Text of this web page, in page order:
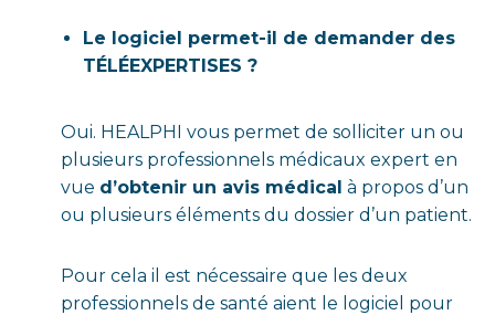
Le logiciel permet-il de demander des
TÉLÉEXPERTISES ?
Oui. HEALPHI vous permet de solliciter un ou
plusieurs professionnels médicaux expert en
vue d’obtenir un avis médical à propos d’un
ou plusieurs éléments du dossier d’un patient.
Pour cela il est nécessaire que les deux
professionnels de santé aient le logiciel pour